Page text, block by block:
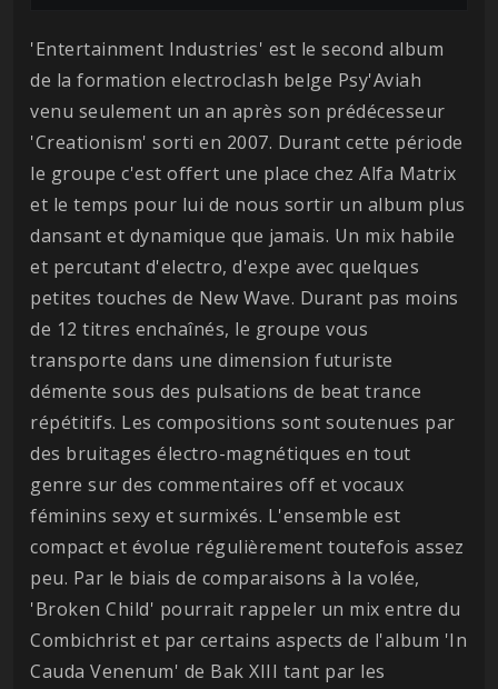
'Entertainment Industries' est le second album
de la formation electroclash belge Psy'Aviah
venu seulement un an après son prédécesseur
'Creationism' sorti en 2007. Durant cette période
le groupe c'est offert une place chez Alfa Matrix
et le temps pour lui de nous sortir un album plus
dansant et dynamique que jamais. Un mix habile
et percutant d'electro, d'expe avec quelques
petites touches de New Wave. Durant pas moins
de 12 titres enchaînés, le groupe vous
transporte dans une dimension futuriste
démente sous des pulsations de beat trance
répétitifs. Les compositions sont soutenues par
des bruitages électro-magnétiques en tout
genre sur des commentaires off et vocaux
féminins sexy et surmixés. L'ensemble est
compact et évolue régulièrement toutefois assez
peu. Par le biais de comparaisons à la volée,
'Broken Child' pourrait rappeler un mix entre du
Combichrist et par certains aspects de l'album 'In
Cauda Venenum' de Bak XIII tant par les